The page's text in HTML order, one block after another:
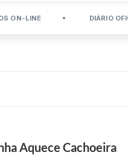
ON-LINE DIÁRIO
Aquece Cachoeira